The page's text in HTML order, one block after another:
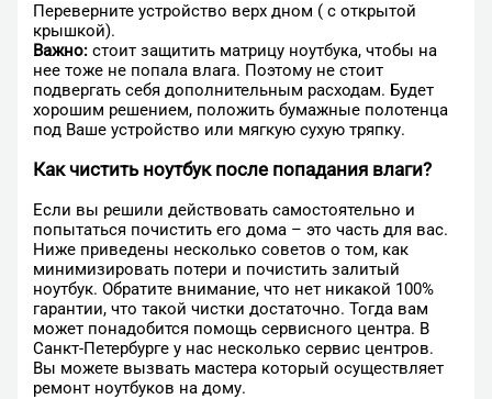
Переверните устройство верх дном ( с открытой
крышкой).
Важно: стоит защитить матрицу ноутбука, чтобы на
нее тоже не попала влага. Поэтому не стоит
подвергать себя дополнительным расходам. Будет
хорошим решением, положить бумажные полотенца
под Ваше устройство или мягкую сухую тряпку.
Как чистить ноутбук после попадания влаги?
Если вы решили действовать самостоятельно и
попытаться почистить его дома – это часть для вас.
Ниже приведены несколько советов о том, как
минимизировать потери и почистить залитый
ноутбук. Обратите внимание, что нет никакой 100%
гарантии, что такой чистки достаточно. Тогда вам
может понадобится помощь сервисного центра. В
Санкт-Петербурге у нас несколько сервис центров.
Вы можете вызвать мастера который осуществляет
ремонт ноутбуков на дому.